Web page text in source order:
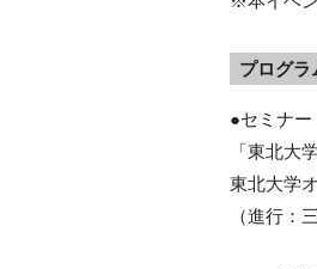
プログラ
●セミナー
「東北大
東北大学
（進行：